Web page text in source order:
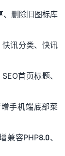
、删除旧图标库
讯分类、快讯
首页标题、
手机端底部菜
容PHP8.0、